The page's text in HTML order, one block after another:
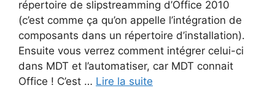
répertoire de slipstreamming d’Office 2010
(c’est comme ça qu’on appelle l’intégration de
composants dans un répertoire d’installation).
Ensuite vous verrez comment intégrer celui-ci
dans MDT et l’automatiser, car MDT connait
Office ! C’est … Lire la suite